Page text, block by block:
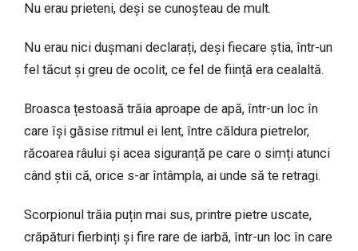
Nu erau prieteni, deși se cunoșteau de mult.
Nu erau nici dușmani declarați, deși fiecare știa, într-un
fel tăcut și greu de ocolit, ce fel de ființă era cealaltă.
Broasca țestoasă trăia aproape de apă, într-un loc în
care își găsise ritmul ei lent, între căldura pietrelor,
răcoarea râului și acea siguranță pe care o simți atunci
când știi că, orice s-ar întâmpla, ai unde să te retragi.
Scorpionul trăia puțin mai sus, printre pietre uscate,
crăpături fierbinți și fire rare de iarbă, într-un loc în care